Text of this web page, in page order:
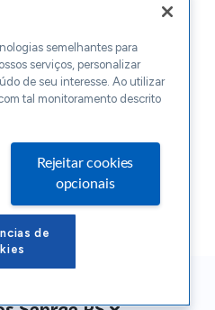
semelhantes para
serviços, personalizar
de seu interesse. Ao utilizar
tal monitoramento descrito
Rejeitar cookies
opcionais
de